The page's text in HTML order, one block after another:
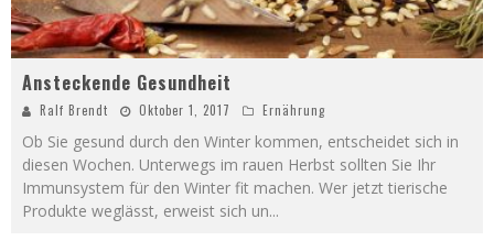
Ansteckende Gesundheit
Ralf Brendt Oktober 1, 2017 Ernährung
Ob Sie gesund durch den Winter kommen, entscheidet sich in
diesen Wochen. Unterwegs im rauen Herbst sollten Sie Ihr
Immunsystem für den Winter fit machen. Wer jetzt tierische
Produkte weglässt, erweist sich un...